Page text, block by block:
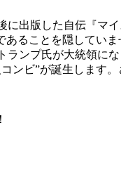
に出版した自伝『マ
あることを隠してい
ランプ氏が大統領に
ンビ”が誕生します